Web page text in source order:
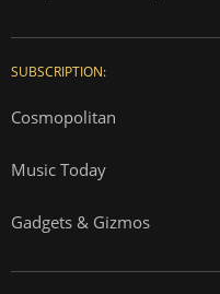
SUBSCRIPTION:
Cosmopolitan
Music Today
Gadgets & Gizmos